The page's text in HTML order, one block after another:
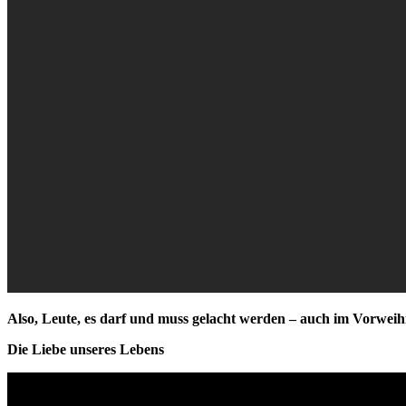
Also, Leute, es darf und muss gelacht werden – auch im
Die Liebe unseres Lebens